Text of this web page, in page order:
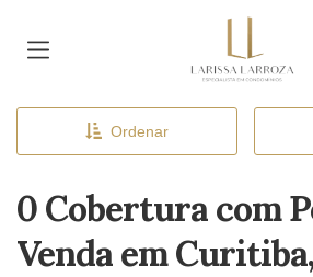
Ordenar
0 Cobertura com
Venda em